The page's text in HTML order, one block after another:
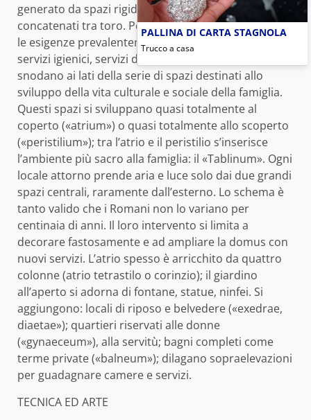
generato da spazi rigidamente calibrati e
concatenati tra toro. Pertanto i locali necessari per
le esigenze prevalentemente fisiche, come camere,
servizi igienici, servizi di cucina, pranzo, ecc., si
snodano ai lati della serie di spazi destinati allo
sviluppo della vita culturale e sociale della famiglia.
Questi spazi si sviluppano quasi totalmente al
coperto («atrium») o quasi totalmente allo scoperto
(«peristilium»); tra l’atrio e il peristilio s’inserisce
l’ambiente più sacro alla famiglia: il «Tablinum». Ogni
locale attorno prende aria e luce solo dai due grandi
spazi centrali, raramente dall’esterno. Lo schema è
tanto valido che i Romani non lo variano per
centinaia di anni. Il loro intervento si limita a
decorare fastosamente e ad ampliare la domus con
nuovi servizi. L’atrio spesso è arricchito da quattro
colonne (atrio tetrastilo o corinzio); il giardino
all’aperto si adorna di fontane, statue, ninfei. Si
aggiungono: locali di riposo e belvedere («exedrae,
diaetae»); quartieri riservati alle donne
(«gynaeceum»), alla servitù; bagni completi come
terme private («balneum»); dilagano sopraelevazioni
per guadagnare camere e servizi.
TECNICA ED ARTE
PALLINA DI CARTA STAGNOLA
Trucco a casa